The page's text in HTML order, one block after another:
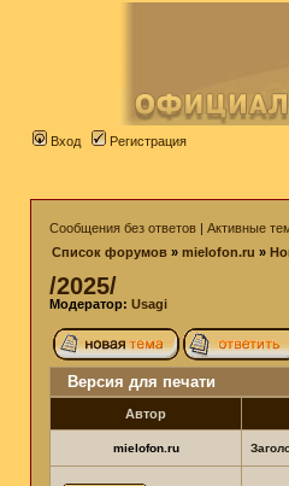
Вход Регистрация
Сообщения без ответов | Активные
Список форумов » mielofon.ru »
/2025/
Модератор: Usagi
Версия для печати
Автор
mielofon.ru